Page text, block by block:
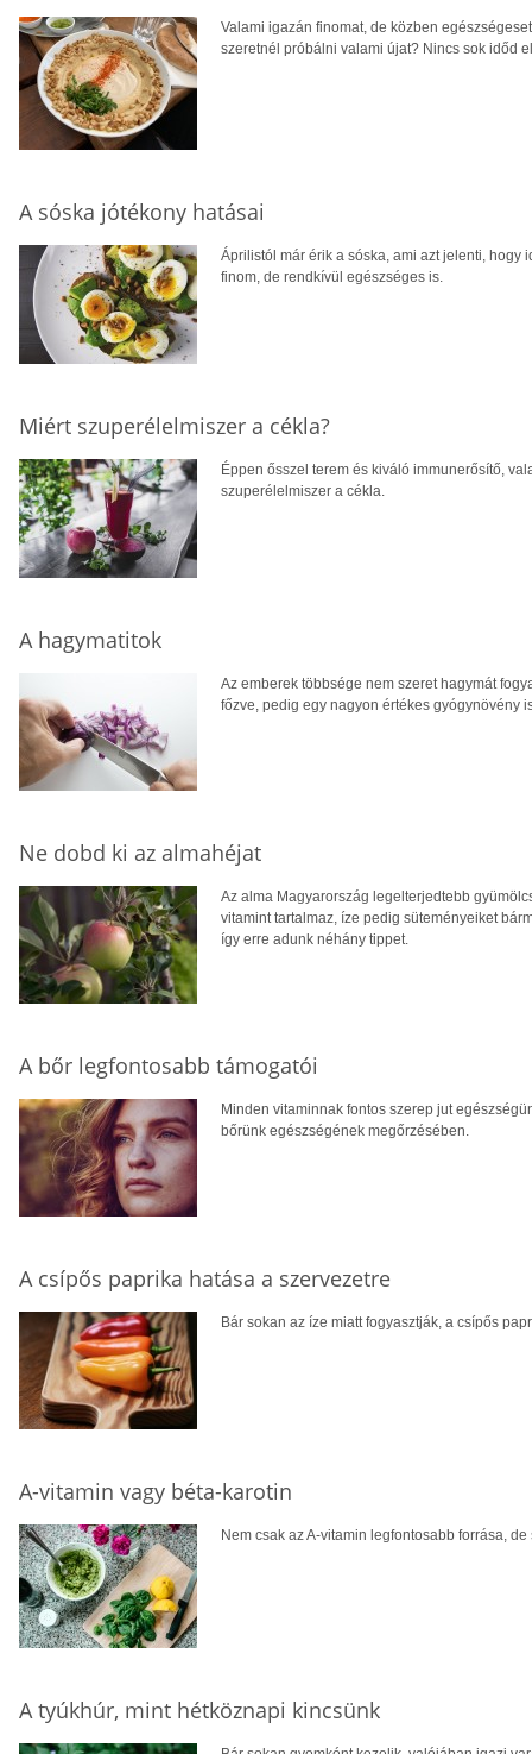
Valami igazán finomat, de közben
szeretnél próbálni valami újat? Nincs sok időd
A sóska jótékony hatásai
Áprilistól már érik a sóska, ami azt jelenti,
finom, de rendkívül egészséges is.
Miért szuperélelmiszer a cékla?
Éppen ősszel terem és kiváló immunerősítő,
szuperélelmiszer a cékla.
A hagymatitok
Az emberek többsége nem szeret hagymát
főzve, pedig egy nagyon értékes gyógynövény
Ne dobd ki az almahéjat
Az alma Magyarország legelterjedtebb
vitamint tartalmaz, íze pedig süteményeiket
így erre adunk néhány tippet.
A bőr legfontosabb támogatói
Minden vitaminnak fontos szerep jut
bőrünk egészségének megőrzésében.
A csípős paprika hatása a szervezetre
Bár sokan az íze miatt fogyasztják, a csípős
A-vitamin vagy béta-karotin
Nem csak az A-vitamin legfontosabb forrása,
A tyúkhúr, mint hétköznapi kincsünk